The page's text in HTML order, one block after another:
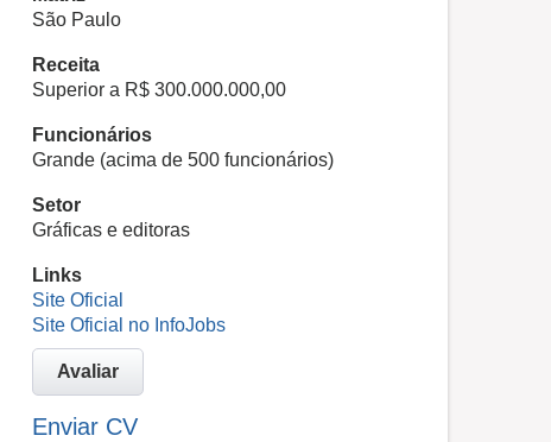
São Paulo
Receita
Superior a R$ 300.000.000,00
Funcionários
Grande (acima de 500 funcionários)
Setor
Gráficas e editoras
Links
Site Oficial
Site Oficial no InfoJobs
Avaliar
Enviar CV